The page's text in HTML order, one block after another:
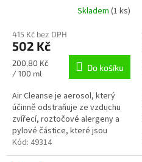
250 mlSkladem (1 ks)
415 Kč bez DPH
502 Kč
Měrná
cena:
200,80 Kč
/ 100 ml
Do košíku
Air Cleanse je aerosol, který
účinně odstraňuje ze vzduchu
zvířecí, roztočové alergeny a
pylové částice, které jsou
příčinou alergických reakcí u lidí.
Kód: 49314